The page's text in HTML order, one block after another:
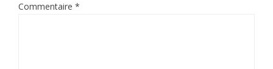
Commentaire *